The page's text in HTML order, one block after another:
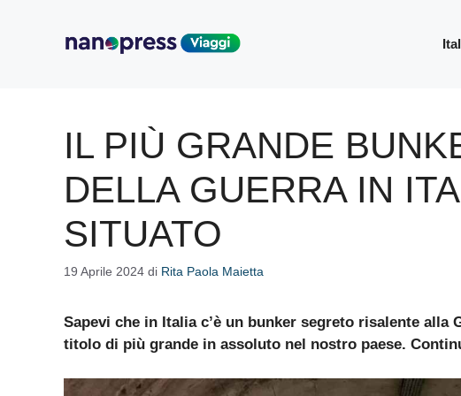
IL PIÙ GRANDE
DELLA GUERRA IN
SITUATO
19 Aprile 2024 di Rita Paola Maietta
Sapevi che in Italia c’è un bunker segreto risalente alla
titolo di più grande in assoluto nel nostro paese.